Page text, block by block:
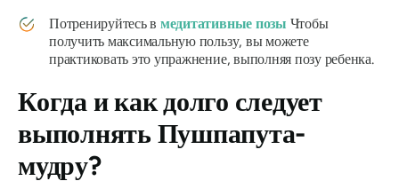
Потренируйтесь в медитативные позы Чтобы
получить максимальную пользу, вы можете
практиковать это упражнение, выполняя позу ребенка.
Когда и как долго следует
выполнять Пушпапута-
мудру?